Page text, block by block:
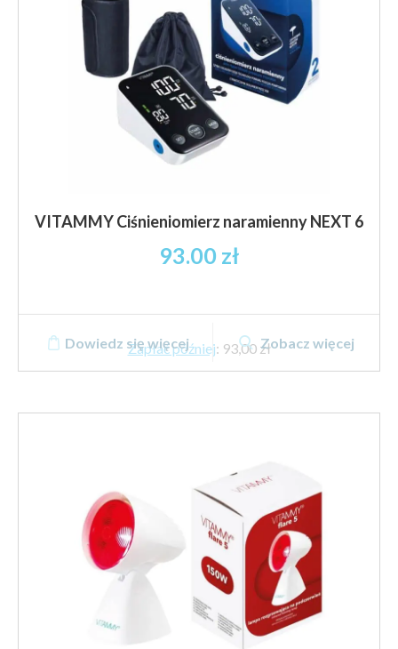
VITAMMY Ciśnieniomierz naramienny NEXT 6
93.00 zł
Zapłać później: 93,00 zł
Dowiedz się więcej Zobacz więcej